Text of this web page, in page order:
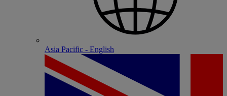
Asia Pacific - English